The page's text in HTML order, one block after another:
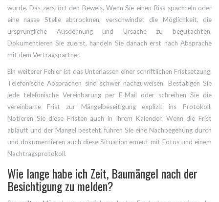
wurde. Das zerstört den Beweis. Wenn Sie einen Riss spachteln oder
eine nasse Stelle abtrocknen, verschwindet die Möglichkeit, die
ursprüngliche Ausdehnung und Ursache zu begutachten.
Dokumentieren Sie zuerst, handeln Sie danach erst nach Absprache
mit dem Vertragspartner.
Ein weiterer Fehler ist das Unterlassen einer schriftlichen Fristsetzung.
Telefonische Absprachen sind schwer nachzuweisen. Bestätigen Sie
jede telefonische Vereinbarung per E-Mail oder schreiben Sie die
vereinbarte Frist zur Mängelbeseitigung explizit ins Protokoll.
Notieren Sie diese Fristen auch in Ihrem Kalender. Wenn die Frist
abläuft und der Mangel besteht, führen Sie eine Nachbegehung durch
und dokumentieren auch diese Situation erneut mit Fotos und einem
Nachtragsprotokoll.
Wie lange habe ich Zeit, Baumängel nach der
Besichtigung zu melden?